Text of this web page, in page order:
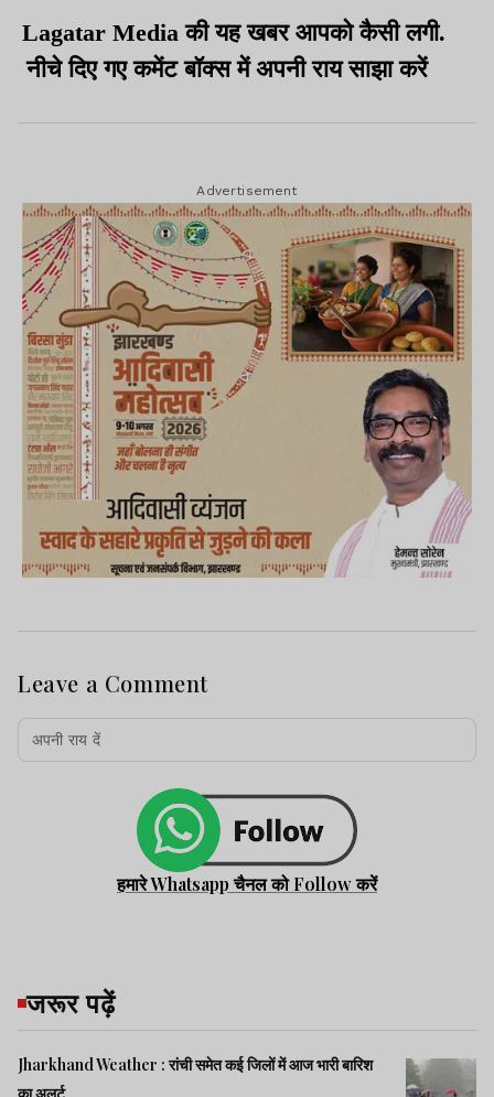
Lagatar Media की यह खबर आपको कैसी लगी.
नीचे दिए गए कमेंट बॉक्स में अपनी राय साझा करें
Advertisement
Leave a Comment
हमारे Whatsapp चैनल को Follow करें
जरूर पढ़ें
Jharkhand Weather : रांची समेत कई जिलों में आज भारी बारिश
का अलर्ट